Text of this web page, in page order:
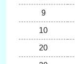
9
10
20